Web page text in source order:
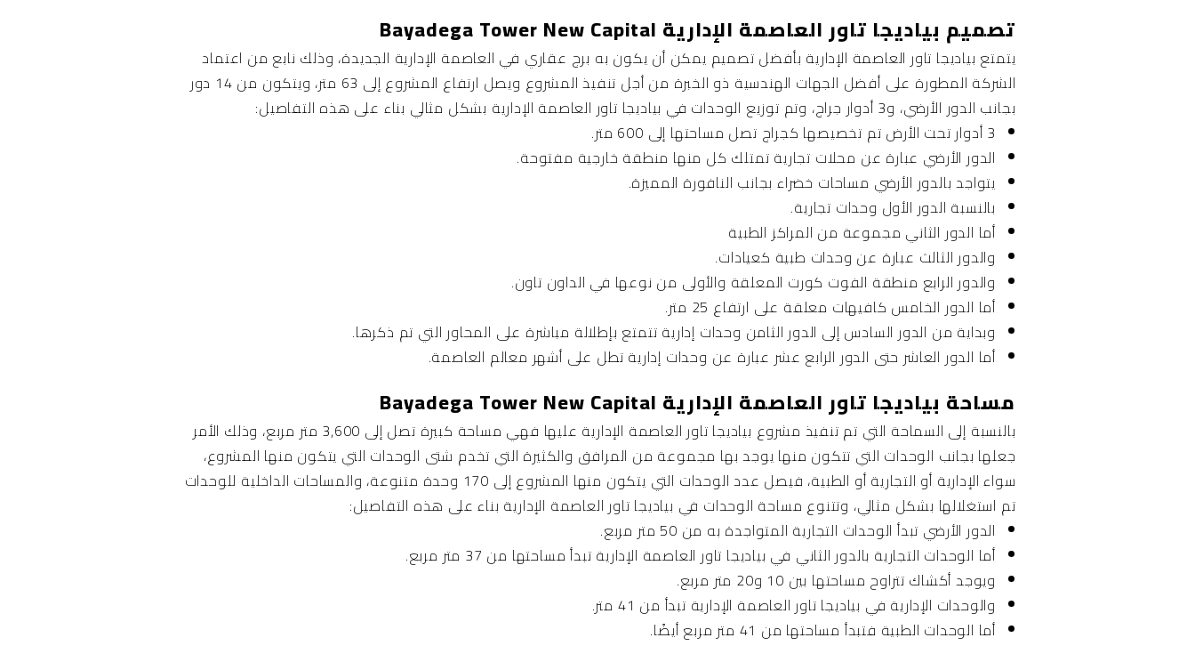
تصميم بياديجا تاور العاصمة الإدارية Bayadega Tower New Capital
يتمتع بياديجا تاور العاصمة الإدارية بأفضل تصميم يمكن أن يكون به برج عقاري في العاصمة الإدارية الجديدة، وذلك نابع من اعتماد
الشركة المطورة على أفضل الجهات الهندسية ذو الخبرة من أجل تنفيذ المشروع ويصل ارتفاع المشروع إلى 63 متر، ويتكون من 14 دور
بجانب الدور الأرضي، و3 أدوار جراج، وتم توزيع الوحدات في بياديجا تاور العاصمة الإدارية بشكل مثالي بناء على هذه التفاصيل:
3 أدوار تحت الأرض تم تخصيصها كجراج تصل مساحتها إلى 600 متر.
الدور الأرضي عبارة عن محلات تجارية تمتلك كل منها منطقة خارجية مفتوحة.
يتواجد بالدور الأرضي مساحات خضراء بجانب النافورة المميزة.
بالنسبة الدور الأول وحدات تجارية.
أما الدور الثاني مجموعة من المراكز الطبية
والدور الثالث عبارة عن وحدات طبية كعيادات.
والدور الرابع منطقة الفوت كورت المعلقة والأولى من نوعها في الداون تاون.
أما الدور الخامس كافيهات معلقة على ارتفاع 25 متر.
وبداية من الدور السادس إلى الدور الثامن وحدات إدارية تتمتع بإطلالة مباشرة على المحاور التي تم ذكرها.
أما الدور العاشر حتى الدور الرابع عشر عبارة عن وحدات إدارية تطل على أشهر معالم العاصمة.
مساحة بياديجا تاور العاصمة الإدارية Bayadega Tower New Capital
بالنسبة إلى السماحة التي تم تنفيذ مشروع بياديجا تاور العاصمة الإدارية
عليها فهي مساحة كبيرة تصل إلى 3,600 متر مربع، وذلك الأمر
جعلها بجانب الوحدات التي تتكون منها يوجد بها مجموعة من المرافق والكثيرة التي تخدم شتى الوحدات التي يتكون منها المشروع،
سواء الإدارية أو التجارية أو الطبية، فيصل عدد الوحدات التي يتكون منها المشروع إلى 170 وحدة متنوعة، والمساحات الداخلية للوحدات
تم استغلالها بشكل مثالي، وتتنوع مساحة الوحدات في بياديجا تاور العاصمة الإدارية بناء على هذه التفاصيل:
الدور الأرضي تبدأ الوحدات التجارية المتواجدة به من 50 متر مربع.
أما الوحدات التجارية بالدور الثاني في بياديجا تاور العاصمة الإدارية تبدأ مساحتها من 37 متر مربع.
ويوجد أكشاك تتراوح مساحتها بين 10 و20 متر مربع.
والوحدات الإدارية في بياديجا تاور العاصمة الإدارية تبدأ من 41 متر.
أما الوحدات الطبية فتبدأ مساحتها من 41 متر مربع أيضًا.